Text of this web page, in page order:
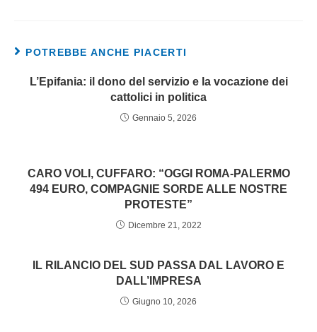
POTREBBE ANCHE PIACERTI
L’Epifania: il dono del servizio e la vocazione dei
cattolici in politica
Gennaio 5, 2026
CARO VOLI, CUFFARO: “OGGI ROMA-PALERMO
494 EURO, COMPAGNIE SORDE ALLE NOSTRE
PROTESTE”
Dicembre 21, 2022
IL RILANCIO DEL SUD PASSA DAL LAVORO E
DALL’IMPRESA
Giugno 10, 2026